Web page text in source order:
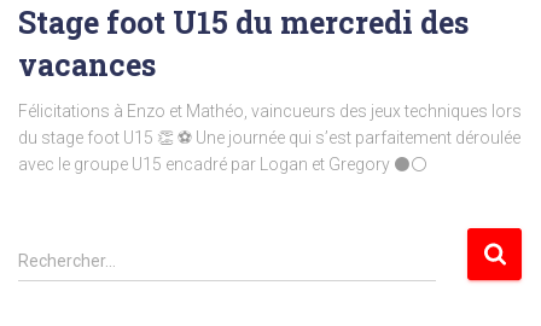
Stage foot U15 du mercredi des
vacances
Félicitations à Enzo et Mathéo, vaincueurs des jeux techniques lors
du stage foot U15 👏 ⚽ Une journée qui s’est parfaitement déroulée
avec le groupe U15 encadré par Logan et Gregory ⚫⚪
R
e
Rechercher…